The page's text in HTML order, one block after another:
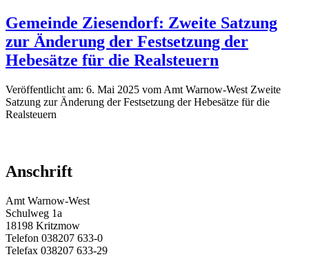
Gemeinde Ziesendorf: Zweite Satzung
zur Änderung der Festsetzung der
Hebesätze für die Realsteuern
Veröffentlicht am: 6. Mai 2025 vom Amt Warnow-West Zweite
Satzung zur Änderung der Festsetzung der Hebesätze für die
Realsteuern
Anschrift
Amt Warnow-West
Schulweg 1a
18198 Kritzmow
Telefon 038207 633-0
Telefax 038207 633-29